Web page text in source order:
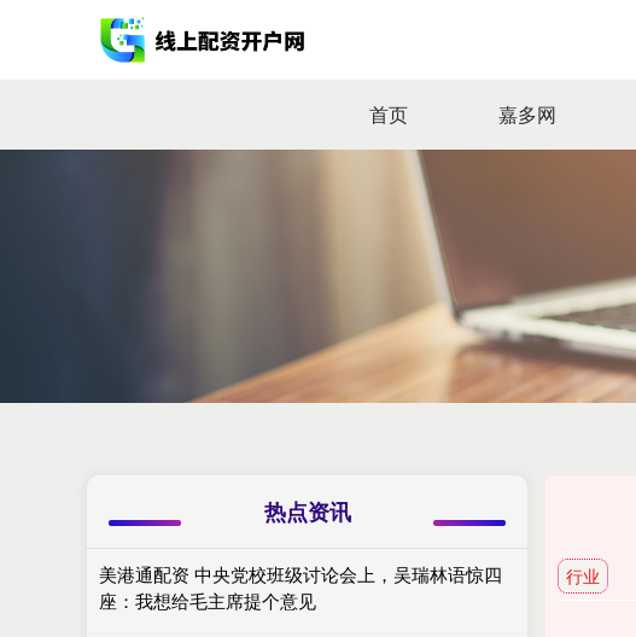
首页 嘉多网
行业
热点资讯
美港通配资 中央党校班级讨论会上，吴瑞林语惊四
座：我想给毛主席提个意见